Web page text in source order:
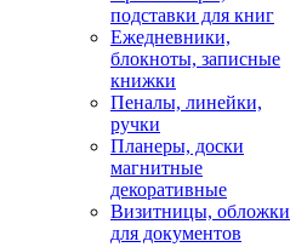
подставки для книг
Ежедневники,
блокноты, записные
книжки
Пеналы, линейки,
ручки
Планеры, доски
магнитные
декоративные
Визитницы, обложки
для документов